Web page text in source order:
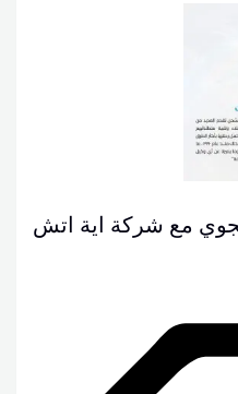
مع شركة اية اتش